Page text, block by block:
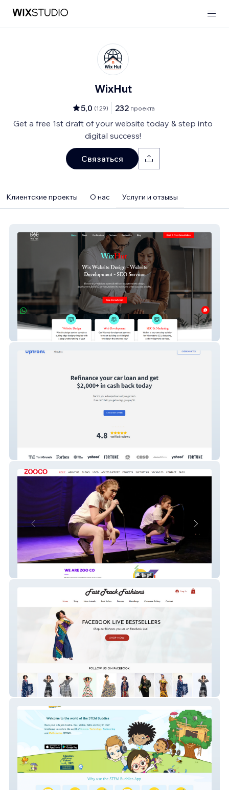
WixHut
5,0 (129) 232 проекта
Get a free 1st draft of your website today & step into
digital success!
Связаться
Клиентские проекты О нас Услуги и отзывы
Zoo Co Theatre
Fast track